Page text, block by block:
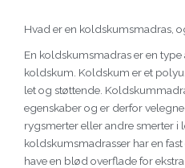
Hvad er en koldskumsmadras,
En koldskumsmadras er en type
koldskum. Koldskum er et
let og støttende.
egenskaber og er derfor
rygsmerter eller andre smerter i
koldskumsmadrasser har en
have en blød overflade for